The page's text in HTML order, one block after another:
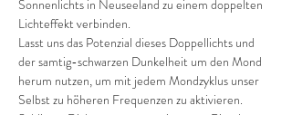
Sonnenlichts in Neuseeland zu einem doppelten
Lichteffekt verbinden.
Lasst uns das Potenzial dieses Doppellichts und
der samtig-schwarzen Dunkelheit um den Mond
herum nutzen, um mit jedem Mondzyklus unser
Selbst zu höheren Frequenzen zu aktivieren.